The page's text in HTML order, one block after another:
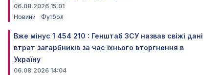
06.08.2026 15:01
Новини
Футбол
Вже мінус 1 454 210 : Генштаб ЗСУ назвав свіжі дані
втрат загарбників за час їхнього вторгнення в
Україну
06.08.2026 14:04